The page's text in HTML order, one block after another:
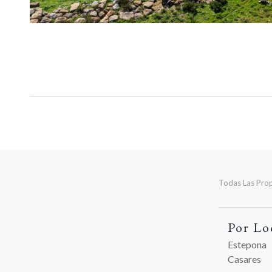
Todas Las
Por
Estepona
Casares